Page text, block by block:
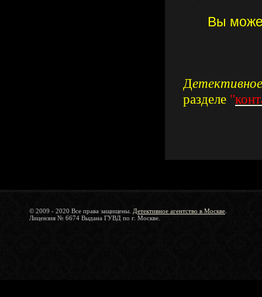
Вы
Д
разделе "
© 2009 - 2020 Все права защищены. Детективное агентство в Москве
Лицензия № 6674 Выдана ГУВД по г. Москве.